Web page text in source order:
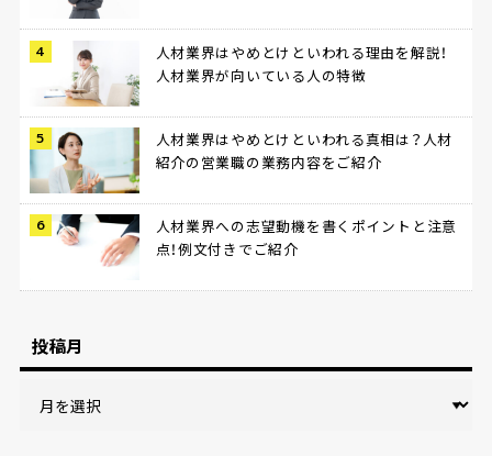
人材業界はやめとけといわれる理由を解説！
人材業界が向いている人の特徴
人材業界はやめとけといわれる真相は？人材
紹介の営業職の業務内容をご紹介
人材業界への志望動機を書くポイントと注意
点！例文付きでご紹介
投稿月